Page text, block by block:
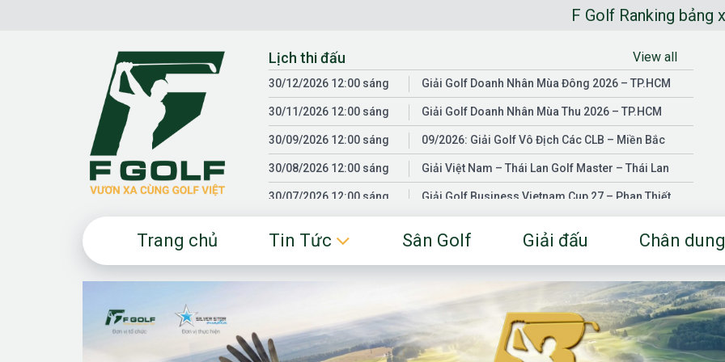
F Golf Ranking bảng xếp hạng
Lịch thi đấu View all
30/12/2026 12:00 sáng Giải Golf Doanh Nhân Mùa Đông 2026 – TP.HCM
30/11/2026 12:00 sáng Giải Golf Doanh Nhân Mùa Thu 2026 – TP.HCM
30/09/2026 12:00 sáng 09/2026: Giải Golf Vô Địch Các CLB – Miền Bắc
30/08/2026 12:00 sáng Giải Việt Nam – Thái Lan Golf Master – Thái Lan
30/07/2026 12:00 sáng Giải Golf Business Vietnam Cup 27 – Phan Thiết
30/01/2026 12:00 sáng
Fgolf Open Championship – Tây Ninh
18/04/2025 12:00 sáng Golf Business Vietnam Cup 25
Trang chủ Tin Tức Sân Golf Giải đấu Chân